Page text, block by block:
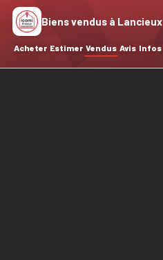
Acheter Estimer Vendus Avis Infos
Biens vendus à Lancieux